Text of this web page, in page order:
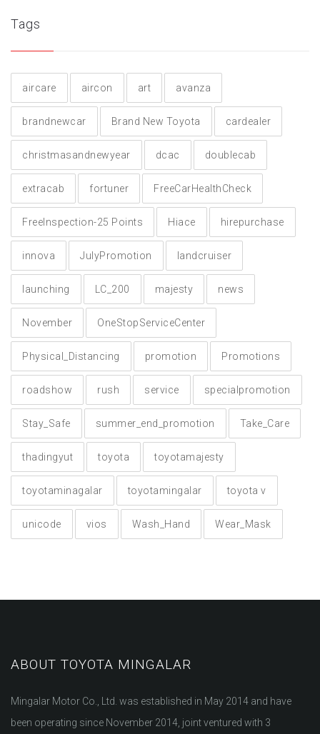
Tags
aircare aircon art avanza
brandnewcar Brand New Toyota cardealer
christmasandnewyear dcac doublecab
extracab fortuner FreeCarHealthCheck
FreeInspection-25 Points Hiace hirepurchase
innova JulyPromotion landcruiser
launching LC_200 majesty news
November OneStopServiceCenter
Physical_Distancing promotion Promotions
roadshow rush service specialpromotion
Stay_Safe summer_end_promotion Take_Care
thadingyut toyota toyotamajesty
toyotaminagalar toyotamingalar toyota v
unicode vios Wash_Hand Wear_Mask
ABOUT TOYOTA MINGALAR
Mingalar Motor Co., Ltd. was established in May 2014 and have
been operating since November 2014, joint ventured with 3